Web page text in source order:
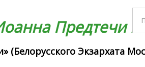
Предтечи
Экзархата